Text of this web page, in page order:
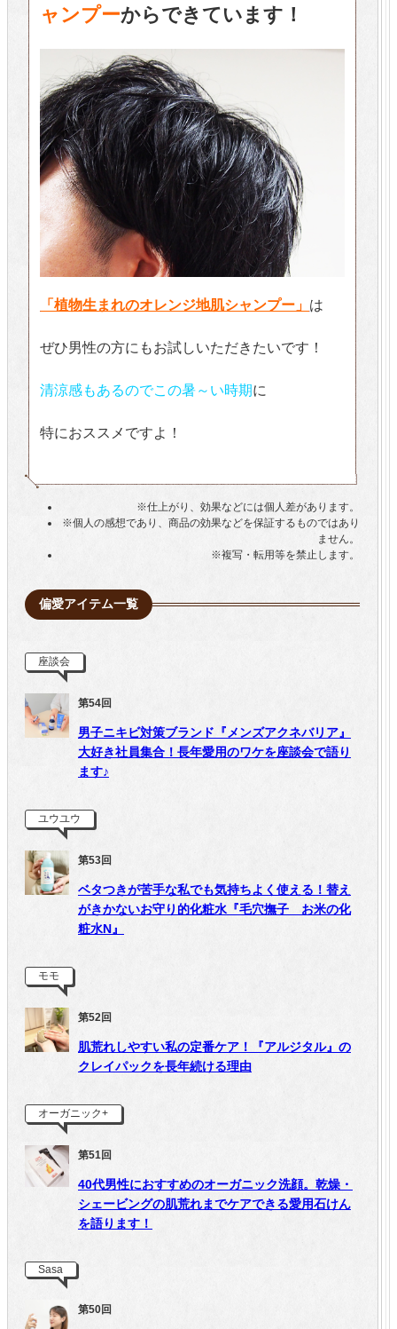
ャンプーからできています！
「植物生まれのオレンジ地肌シャンプー」 は
ぜひ男性の方にもお試しいただきたいです！
清涼感もあるのでこの暑～い時期に
特におススメですよ！
※仕上がり、効果などには個人差があります。
※個人の感想であり、商品の効果などを保証するものではあり
ません。
※複写・転用等を禁止します。
偏愛アイテム一覧
座談会
第54回
男子ニキビ対策ブランド『メンズアクネバリア』
大好き社員集合！長年愛用のワケを座談会で語り
ます♪
ユウユウ
第53回
ベタつきが苦手な私でも気持ちよく使える！替え
がきかないお守り的化粧水『毛穴撫子 お米の化
粧水N』
モモ
第52回
肌荒れしやすい私の定番ケア！『アルジタル』の
クレイパックを長年続ける理由
オーガニック+
第51回
40代男性におすすめのオーガニック洗顔。乾燥・
シェービングの肌荒れまでケアできる愛用石けん
を語ります！
Sasa
第50回